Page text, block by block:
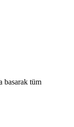
basarak tüm